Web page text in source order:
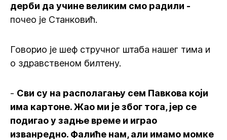
дерби да учине великим смо радили -
почео је Станковић.
Говорио је шеф стручног штаба нашег тима и
о здравственом билтену.
- Сви су на располагању сем Павкова који
има картоне. Жао ми је због тога, јер се
подигао у задње време и играо
изванредно. Фалиће нам, али имамо момке